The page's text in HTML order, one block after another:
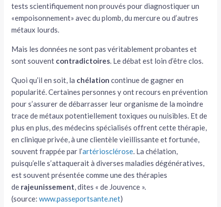
tests scientifiquement non prouvés pour diagnostiquer un
«empoisonnement» avec du plomb, du mercure ou d’autres
métaux lourds.
Mais les données ne sont pas véritablement probantes et
sont souvent contradictoires. Le débat est loin d’être clos.
Quoi qu’il en soit, la chélation continue de gagner en
popularité. Certaines personnes y ont recours en prévention
pour s’assurer de débarrasser leur organisme de la moindre
trace de métaux potentiellement toxiques ou nuisibles. Et de
plus en plus, des médecins spécialisés offrent cette thérapie,
en clinique privée, à une clientèle vieillissante et fortunée,
souvent frappée par l’artériosclérose. La chélation,
puisqu’elle s’attaquerait à diverses maladies dégénératives,
est souvent présentée comme une des thérapies
de rajeunissement, dites « de Jouvence ».
(source:www.passeportsante.net)